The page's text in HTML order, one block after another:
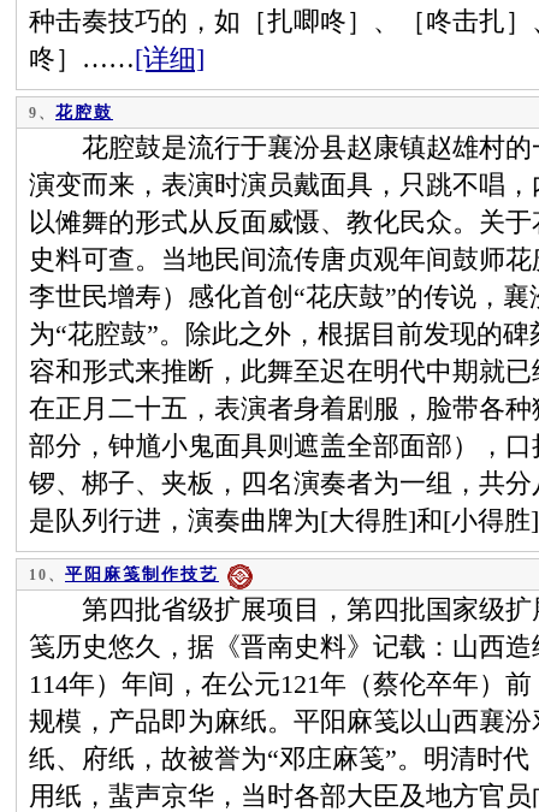
种击奏技巧的，如［扎唧咚］、［咚击扎
咚］……[详细]
9、 花腔鼓
花腔鼓是流行于襄汾县赵康镇赵雄村的
演变而来，表演时演员戴面具，只跳不唱
以傩舞的形式从反面威慑、教化民众。关
史料可查。当地民间流传唐贞观年间鼓师
李世民增寿）感化首创“花庆鼓”的传说，襄
为“花腔鼓”。除此之外，根据目前发现的
容和形式来推断，此舞至迟在明代中期就
在正月二十五，表演者身着剧服，脸带各
部分，钟馗小鬼面具则遮盖全部面部），
锣、梆子、夹板，四名演奏者为一组，共
是队列行进，演奏曲牌为[大得胜]和[小得
10、 平阳麻笺制作技艺
第四批省级扩展项目，第四批国家级扩
笺历史悠久，据《晋南史料》记载：山西
114年）年间，在公元121年（蔡伦卒年）
规模，产品即为麻纸。平阳麻笺以山西襄
纸、府纸，故被誉为“邓庄麻笺”。明清时
用纸，蜚声京华，当时各部大臣及地方官